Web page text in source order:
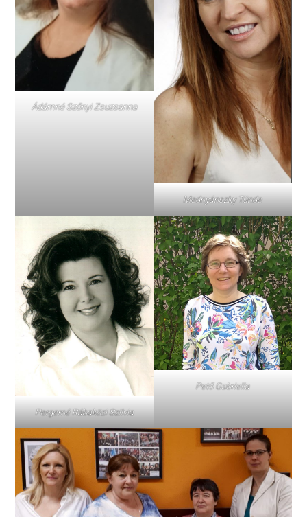
Ádámné Szőnyi Zsuzsanna
Mednyánszky Tünde
Pergerné Rábaközi Szilvia
Pető Gabriella